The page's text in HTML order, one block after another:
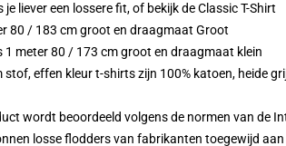
liever een lossere fit, of bekijk de Classic T-Shirt
80 / 183 cm groot en draagmaat Groot
1 meter 80 / 173 cm groot en draagmaat klein
effen kleur t-shirts zijn 100% katoen, heide
wordt beoordeeld volgens de normen van de
losse flodders van fabrikanten toegewijd